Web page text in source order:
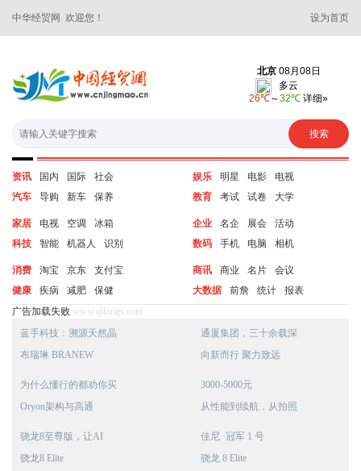
中华经贸网 欢迎您！ 设为首页
资讯 国内 国际
社会
汽车
导购 新车 保养
娱乐 明星 电影
电视
教育
考试 试卷 大学
家居 电视 空调
冰箱
科技
智能 机器人 识别
企业 名企 展会
活动
数码
手机 电脑 相机
消费 淘宝 京东
支付宝
健康
疾病 减肥 保健
商讯 商业 名片
会议
大数据
前詹 统计
报表
广告加载失败 www.qilongs.com
蓝手科技：溯源天然晶
布瑞琳 BRANEW
通厦集团，三十余载深
向新而行 聚力致远
为什么懂行的都劝你买
Oryon架构与高通
3000-5000元
从性能到续航，从拍照
骁龙8至尊版，让AI
骁龙8 Elite
佳尼 ·冠军 1 号
骁龙 8 Elite